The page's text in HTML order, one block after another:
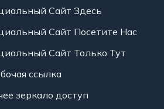
Сайт Здесь
Сайт Посетите Нас
Сайт Только Тут
ссылка
зеркало доступ